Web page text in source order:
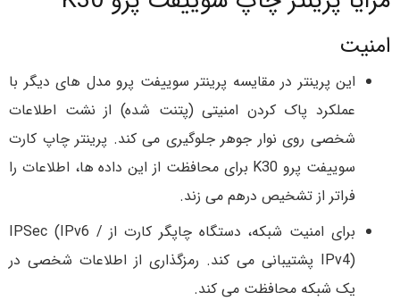
امنیت
این پرینتر در مقایسه پرینتر سوییفت پرو مدل های دیگر با
عملکرد پاک کردن امنیتی (پتنت شده) از نشت اطلاعات
شخصی روی نوار جوهر جلوگیری می کند. پرینتر چاپ کارت
سوییفت پرو K30 برای محافظت از این داده ها، اطلاعات را
فراتر از تشخیص درهم می زند.
برای امنیت شبکه، دستگاه چاپگر کارت از IPSec (IPv6 /
IPv4) پشتیبانی می کند. رمزگذاری از اطلاعات شخصی در
یک شبکه محافظت می کند.